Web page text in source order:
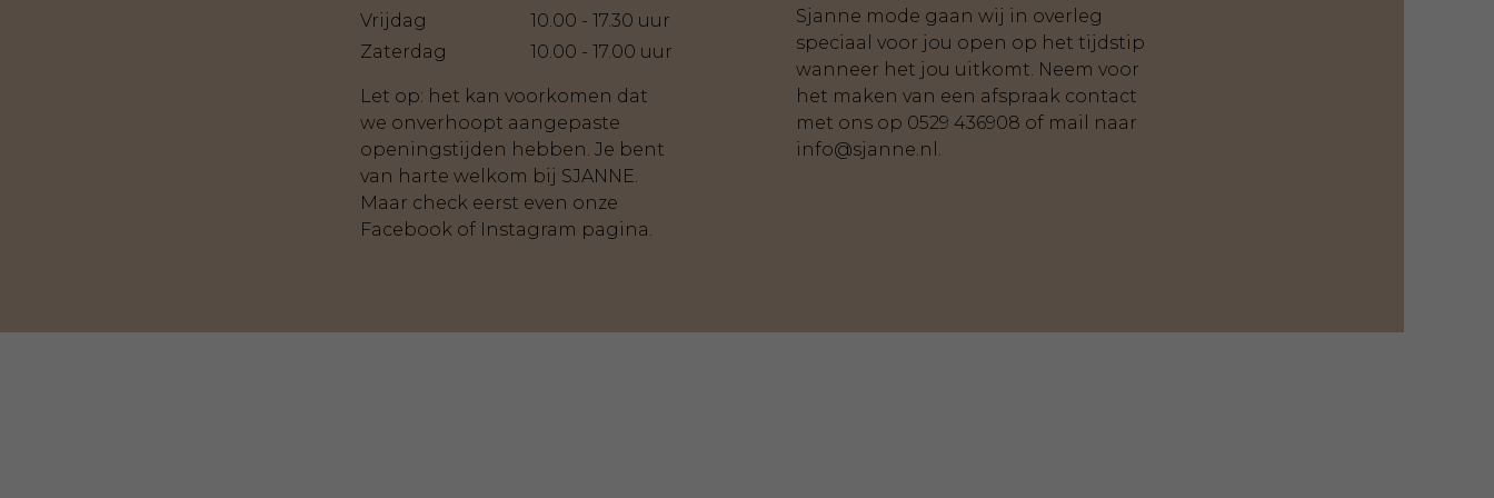
Vrijdag
Zaterdag
10.00 - 17.30 uur
10.00 - 17.00 uur
Let op: het kan voorkomen dat
we onverhoopt aangepaste
openingstijden hebben. Je bent
van harte welkom bij SJANNE.
Maar check eerst even onze
Facebook of Instagram pagina.
Sjanne mode gaan wij in overleg
speciaal voor jou open op het tijdstip
wanneer het jou uitkomt. Neem voor
het maken van een afspraak contact
met ons op 0529 436908 of mail naar
info@sjanne.nl .